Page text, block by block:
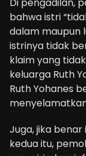
bahwa istri
dalam maupun
istrinya tidak
klaim yang
keluarga Ruth
Ruth Yohanes
Juga, jika
kedua itu,